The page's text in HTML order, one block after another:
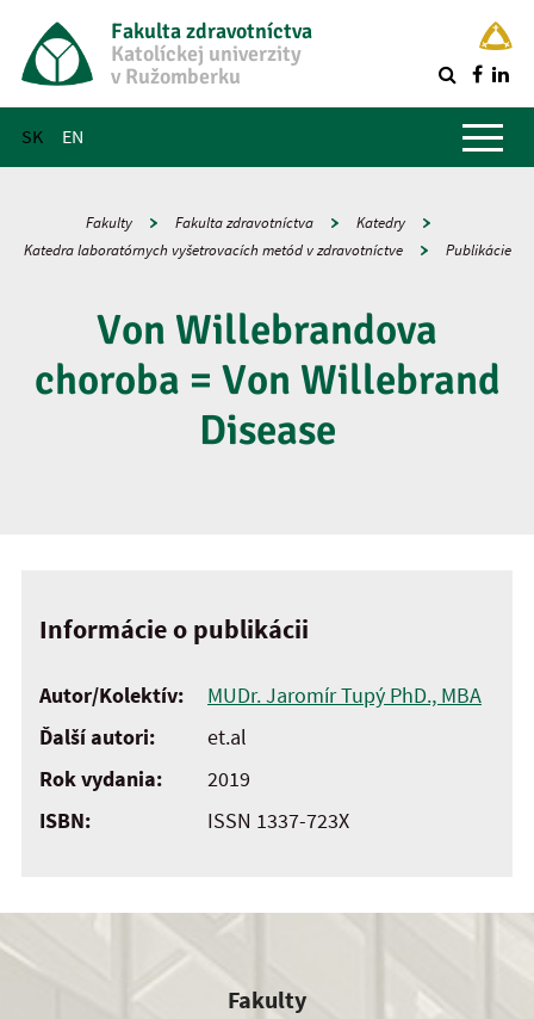
Fakulta zdravotníctva
Katolíckej univerzity
v Ružomberku
SK EN
Hlavné menu
Fakulty Fakulta zdravotníctva
Katedry
Katedra laboratórnych vyšetrovacích metód v zdravotníctve
Publikácie
Von Willebrandova
choroba = Von Willebrand
Disease
Informácie o publikácii
Autor/Kolektív:
MUDr. Jaromír Tupý PhD., MBA
Ďalší autori:
et.al
Rok vydania:
2019
ISBN:
ISSN 1337-723X
Fakulty